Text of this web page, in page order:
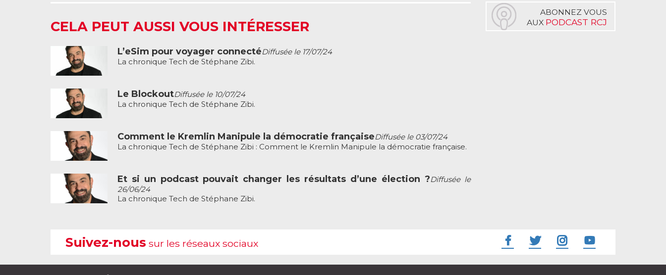
CELA PEUT AUSSI VOUS INTÉRESSER
L’eSim pour voyager connectéDiffusée le 17/07/24
La chronique Tech de Stéphane Zibi.
Le BlockoutDiffusée le 10/07/24
La chronique Tech de Stéphane Zibi.
Comment le Kremlin Manipule la démocratie françaiseDiffusée le 03/07/24
La chronique Tech de Stéphane Zibi : Comment le Kremlin Manipule la démocratie française.
Et si un podcast pouvait changer les résultats d’une élection ?Diffusée le
26/06/24
La chronique Tech de Stéphane Zibi.
ABONNEZ VOUS
AUX PODCAST RCJ
Suivez-nous sur les réseaux sociaux